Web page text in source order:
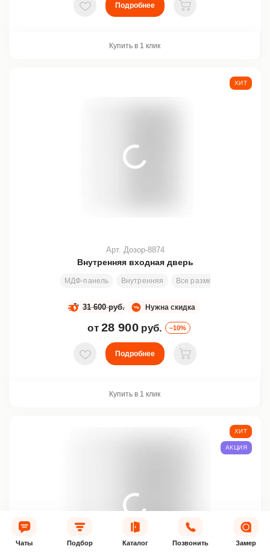
В избранное
Подробнее
В корзину
Купить в 1 клик
Внутренняя входная дверь
МДФ-панель Внутренняя Все размеры
Арт. Дозор-8874
Нужна скидка
31 600 руб.
от 28 900 руб. –10%
ХИТ
В избранное
Подробнее
В корзину
Купить в 1 клик
ХИТ
АКЦИЯ
Чаты Подбор Каталог Позвонить Замер